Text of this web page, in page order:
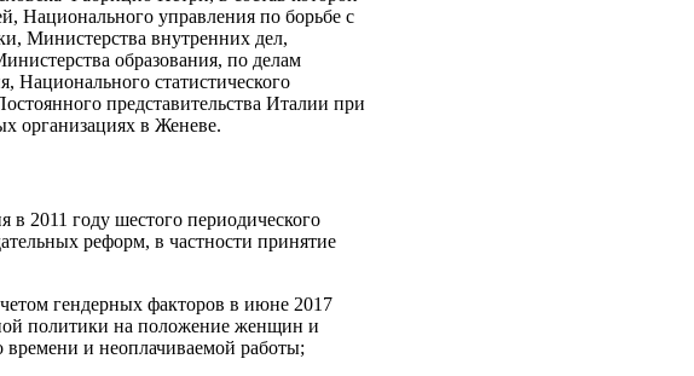
Национального управления по борьбе с
Министерства внутренних дел,
образования, по делам
Национального статистического
представительства Италии при
организациях в Женеве.
в 2011 году шестого периодического
реформ, в частности принятие
гендерных факторов в июне 2017
политики на положение женщин и
времени и неоплачиваемой работы;